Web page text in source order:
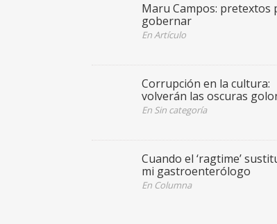
Maru Campos: pretextos
gobernar
En Artículo
Corrupción en la cultura:
volverán las oscuras
En Sin categoría
Cuando el ‘ragtime’
mi gastroenterólogo
En Columna